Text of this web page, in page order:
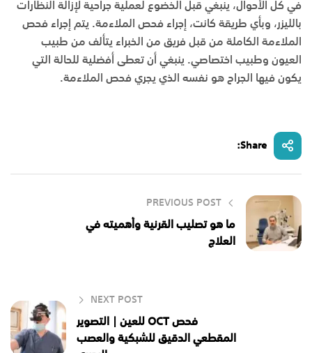
في كل الأحوال، ينبغي قبل الخضوع لعملية جراحية لإزالة النظارات
بالليزر، وبأي طريقة كانت، إجراء فحص الملاءمة. يتم إجراء فحص
الملاءمة الكاملة من قبل فريق من الخبراء يتألف من طبيب
العيون وطبيب اختصاصي. ينبغي أن تعطى أفضلية للحالة التي
يكون فيها الجراح هو نفسه الذي يجري فحص الملاءمة.
Share:
PREVIOUS POST
ما هو تصليب القرنية وأهميته في
العلاج
NEXT POST
فحص OCT للعين | التصوير
المقطعي الدقيق للشبكية والعصب